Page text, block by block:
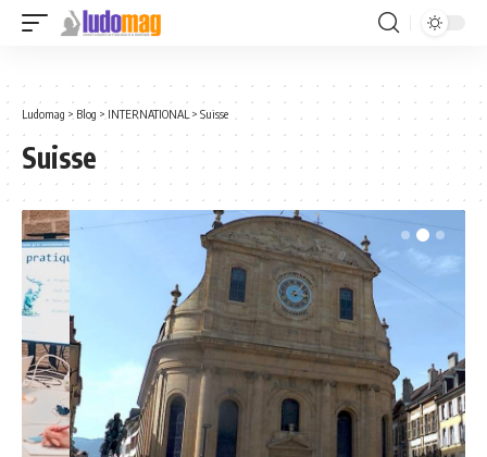
Ludomag > Blog > INTERNATIONAL > Suisse
Suisse